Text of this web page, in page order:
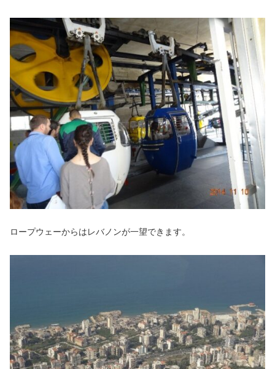
ロープウェーからはレバノンが一望できます。